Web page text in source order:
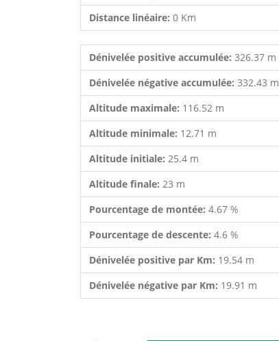
Distance linéaire: 0 Km
Dénivelée positive accumulée: 326.37 m
Dénivelée négative accumulée: 332.43 m
Altitude maximale: 116.52 m
Altitude minimale: 12.71 m
Altitude initiale: 25.4 m
Altitude finale: 23 m
Pourcentage de montée: 4.67 %
Pourcentage de descente: 4.6 %
Dénivelée positive par Km: 19.54 m
Dénivelée négative par Km: 19.91 m